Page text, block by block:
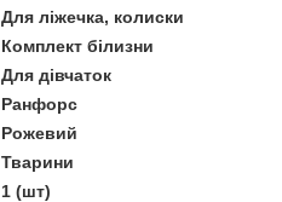
Для ліжечка, колиски
Комплект білизни
Для дівчаток
Ранфорс
Рожевий
Тварини
1 (шт)